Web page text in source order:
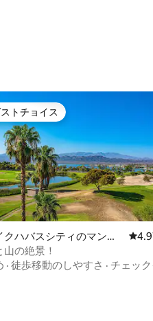
5つ星中5つ星の平均評価
ストチョイス
トチョイス
クハバスシティのマンシ
・アパート
レビ
山の絶景！
· 徒歩移動のしやすさ · チェッ